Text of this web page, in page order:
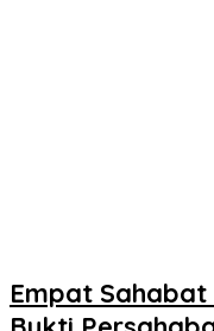
Empat Sahabat